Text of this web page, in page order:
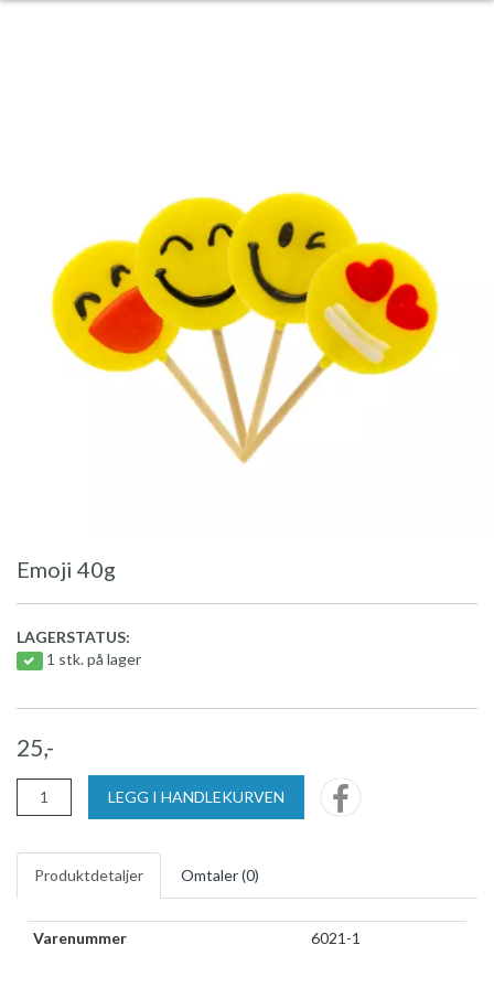
Emoji 40g
LAGERSTATUS:
1 stk. på lager
25,-
LEGG I HANDLEKURVEN
Produktdetaljer Omtaler (0)
Varenummer 6021-1